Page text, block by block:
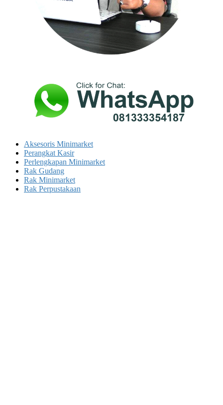
Aksesoris Minimarket
Perangkat Kasir
Perlengkapan Minimarket
Rak Gudang
Rak Minimarket
Rak Perpustakaan